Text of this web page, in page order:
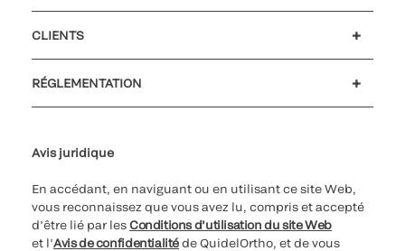
CLIENTS
RÉGLEMENTATION
Avis juridique
En accédant, en naviguant ou en utilisant ce site Web,
vous reconnaissez que vous avez lu, compris et accepté
d’être lié par lesConditions d’utilisation du site Web
et l’Avis de confidentialitéde QuidelOrtho, et de vous